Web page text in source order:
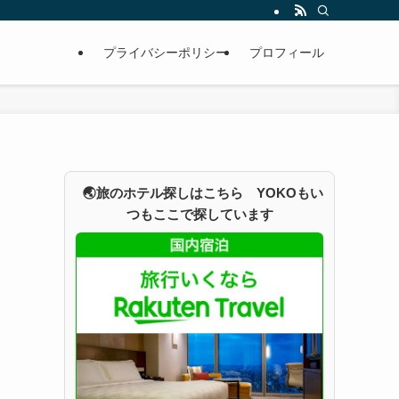
プライバシーポリシー プロフィール
🌏旅のホテル探しはこちら YOKOもい
つもここで探しています